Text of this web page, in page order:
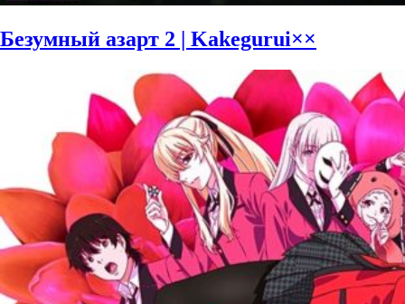
Безумный азарт 2 | Kakegurui××